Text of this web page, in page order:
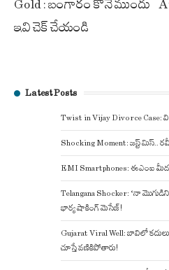
navigation
Gold : బంగారం కొనే ముందు
ఇవి చెక్ చేయండి
Latest Posts
Twist in Vijay Divorce
Shocking Moment: జస్ట్ మిస్..
EMI Smartphones: ఈఎంఐ
Telangana Shocker: ‘నా
భార్య షాకింగ్ మెసేజ్!
Gujarat Viral Well: బావిలో
చూస్తే వణికిపోతారు!